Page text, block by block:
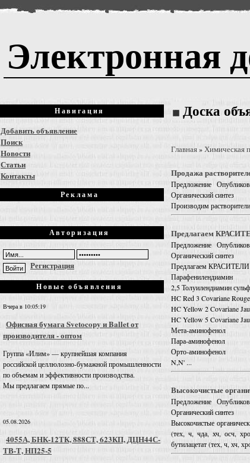
Электронная
Навигация
Добавить объявление
Поиск
Новости
Статьи
Контакты
Реклама
Авторизация
Регистрация
Новые объявления
Вчера в 10:05:19
Офисная бумага Svetocopy и Ballet от
производителя - оптом
Группа «Илим» — крупнейшая компания
российской целлюлозно-бумажной промышленности
по объемам и эффективности производства.
Мы предлагаем прямые по...
05.08.2026
4055А, БНК-12ТК, 888СТ, 623КП, ДЦН44С-
ТВ-Т, НП25-5
Доска
Главная»Химическая
Продажа
Предложение
Органический синтез
Производим
Предлагаем
Предложение
Органический синтез
Предлагаем КРАСИТЕЛИ
Парафенилендиамин
2,5 Толуилендиамин
HC Red 3 Covariane Rouge
HC Yellow 2 Covariane
HC Yellow 5 Covariane
Мета-аминофенол
Пара-аминофенол
Орто-аминофенол
N,N' ...
Высокочистые
Предложение
Органический синтез
Высокочистые
(тех, ч, чда, хч, осч,
бутилацетат (тех, ч, хч,